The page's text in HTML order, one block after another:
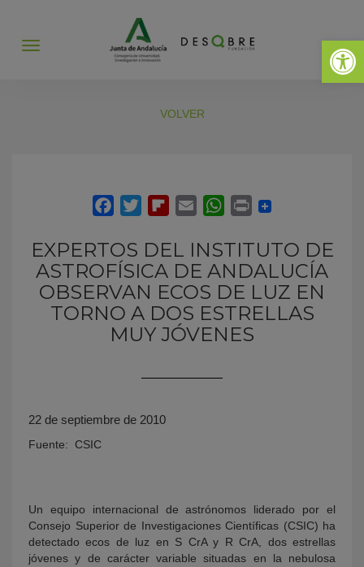
Abrir
Abrir
VOLVER
EXPERTOS DEL INSTITUTO DE
ASTROFÍSICA DE ANDALUCÍA
OBSERVAN ECOS DE LUZ EN
TORNO A DOS ESTRELLAS
MUY JÓVENES
22 de septiembre de 2010
Fuente: CSIC
Un equipo internacional de astrónomos liderado por el
Consejo Superior de Investigaciones Científicas (CSIC) ha
detectado ecos de luz en S CrA y R CrA, dos estrellas
jóvenes y de carácter variable situadas en la nebulosa